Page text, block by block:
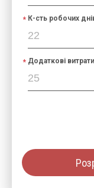
К-сть робочих
Додаткові